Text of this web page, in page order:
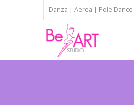
Danza | Aerea | Pole